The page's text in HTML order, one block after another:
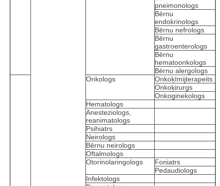
pneimonologs
Bērnu
endokrinologs
Bērnu nefrologs
Bērnu
gastroenterologs
Bērnu
hematoonkologs
Bērnu alergologs
Onkologs
Onkoķīmijterapeits
Onkoķirurgs
Onkoginekologs
Hematologs
Anesteziologs,
reanimatologs
Psihiatrs
Neirologs
Bērnu neirologs
Oftalmologs
Otorinolaringologs
Foniatrs
Pedaudiologs
Infektologs